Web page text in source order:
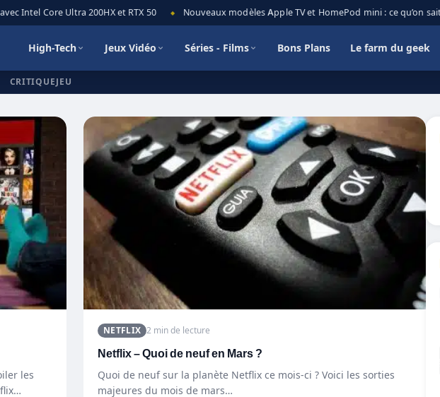
Intel Core Ultra 200HX et RTX 50 Nouveaux modèles Apple TV et HomePod mini : ce qu’on sait
High-Tech Jeux Vidéo Séries - Films Bons Plans Le farm du geek
CRITIQUEJEU
les
NETFLIX 2 min de lecture
Netflix – Quoi de neuf en Mars ?
Quoi de neuf sur la planète Netflix ce mois-ci ? Voici les sorties
majeures du mois de mars…